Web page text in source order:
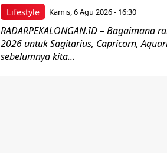
Lifestyle Kamis, 6 Agu 2026 - 16:30
RADARPEKALONGAN.ID – Bagaimana
2026 untuk Sagitarius, Capricorn,
sebelumnya kita...